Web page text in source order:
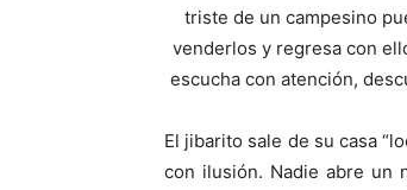
triste de un campesino
venderlos y regresa con
escucha con atención,
El jibarito sale de su casa
con ilusión. Nadie abre un